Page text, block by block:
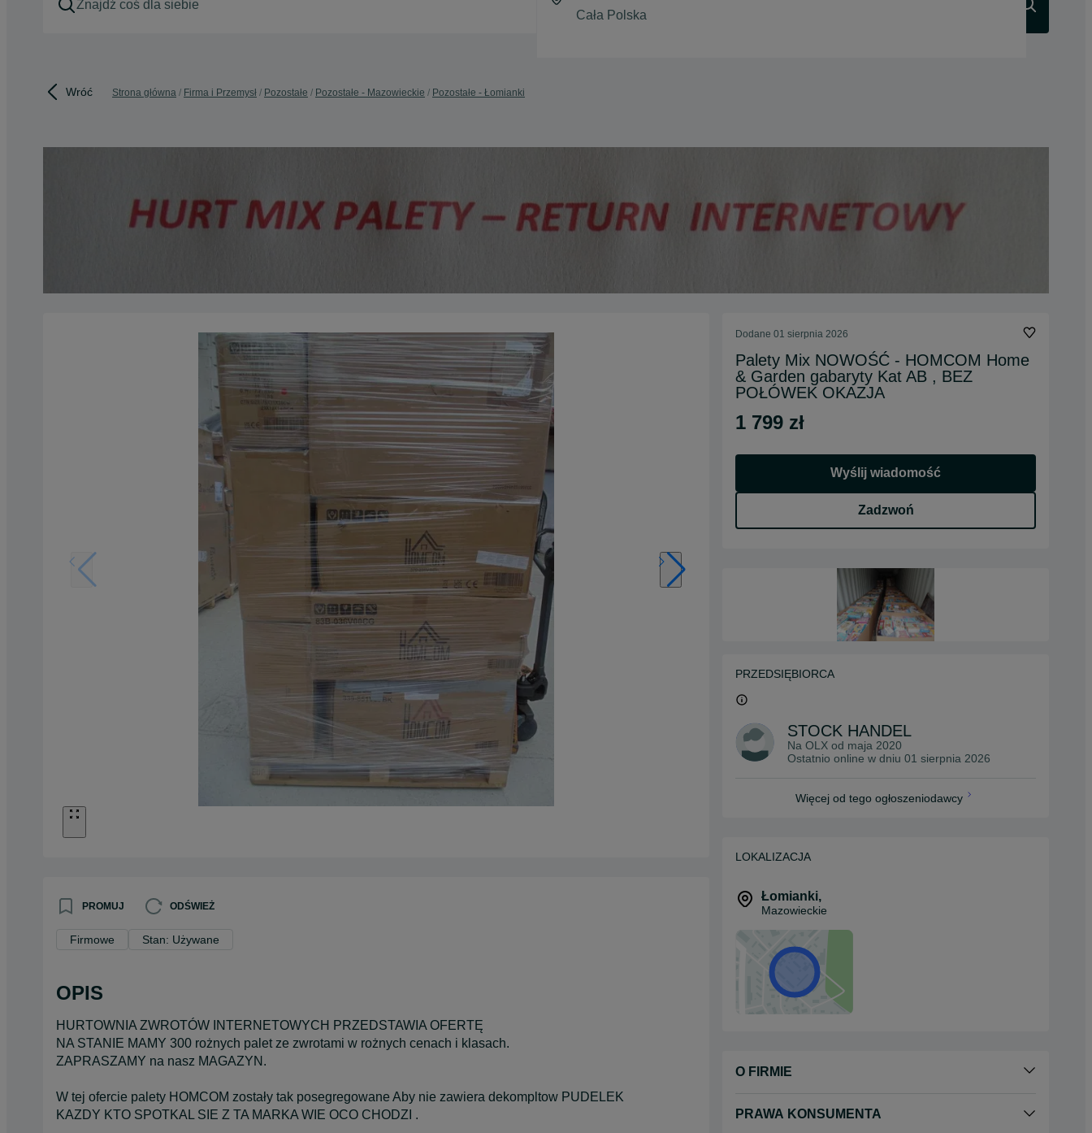
Wróć Strona główna Firma i Przemysł Pozostałe Pozostałe - Mazowieckie Pozostałe - Łomianki
PROMUJ ODŚWIEŻ
Firmowe Stan: Używane
OPIS
HURTOWNIA ZWROTÓW INTERNETOWYCH PRZEDSTAWIA OFERTĘ
NA STANIE MAMY 300 rożnych palet ze zwrotami w rożnych cenach i klasach.
ZAPRASZAMY na nasz MAGAZYN.
W tej ofercie palety HOMCOM zostały tak posegregowane Aby nie zawiera dekompltow PUDELEK
KAZDY KTO SPOTKAL SIE Z TA MARKA WIE OCO CHODZI .
Dodane 01 sierpnia 2026
Palety Mix NOWOŚĆ - HOMCOM Home
& Garden gabaryty Kat AB , BEZ
POŁÓWEK OKAZJA
1 799 zł
Wyślij wiadomość
Zadzwoń
PRZEDSIĘBIORCA
STOCK HANDEL
Na OLX od maja 2020
Ostatnio online w dniu 01 sierpnia 2026
Więcej od tego ogłoszeniodawcy
LOKALIZACJA
Łomianki,
Mazowieckie
O FIRMIE
PRAWA KONSUMENTA